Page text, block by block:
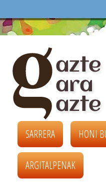
SARRERA HONI
ARGITALPENAK